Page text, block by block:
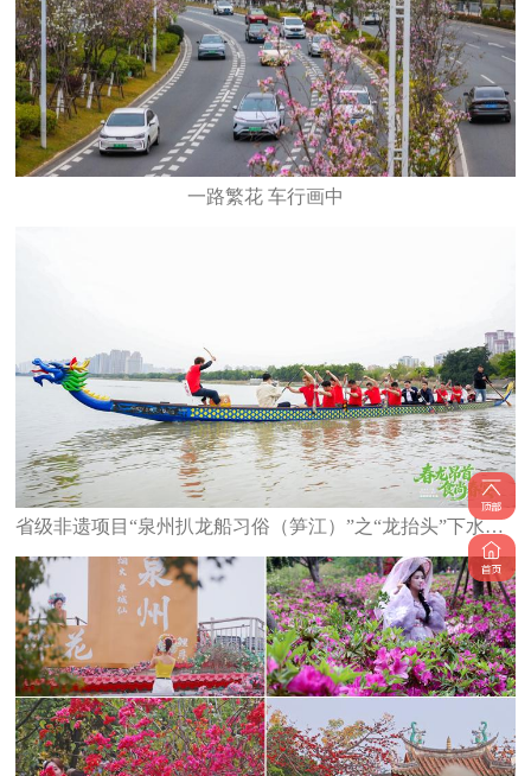
一路繁花 车行画中
省级非遗项目“泉州扒龙船习俗（笋江）”之“龙抬头”下水仪式举行